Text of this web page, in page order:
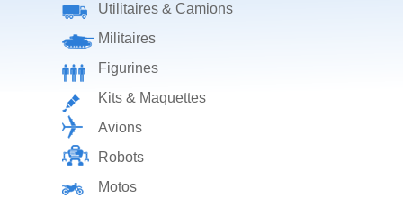
Utilitaires & Camions
Militaires
Figurines
Kits & Maquettes
Avions
Robots
Motos